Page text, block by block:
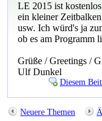
LE 2015 ist
ein kleiner
usw. Ich würd's ja
ob es am Programm
Grüße / Greetings /
Ulf Dunkel
Diesem
Neuere Themen